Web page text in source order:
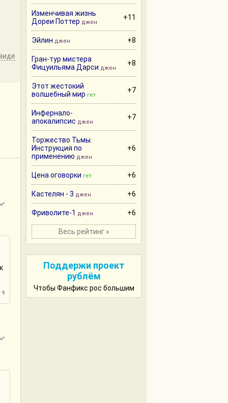
9
Изменчивая жизнь
Дореи Поттер джен
+11
Эйлин джен +8
Гран-тур мистера
Фицуильяма Дарси джен
+8
Этот жестокий
волшебный мир гет
+7
Инфернало-
апокалипсис джен
+7
Торжество Тьмы.
Инструкция по
применению джен
+6
Цена оговорки гет +6
Кастелян - 3 джен +6
Фриволите-1 джен +6
Весь рейтинг »
Поддержи проект
рублём
Чтобы Фанфикс рос большим